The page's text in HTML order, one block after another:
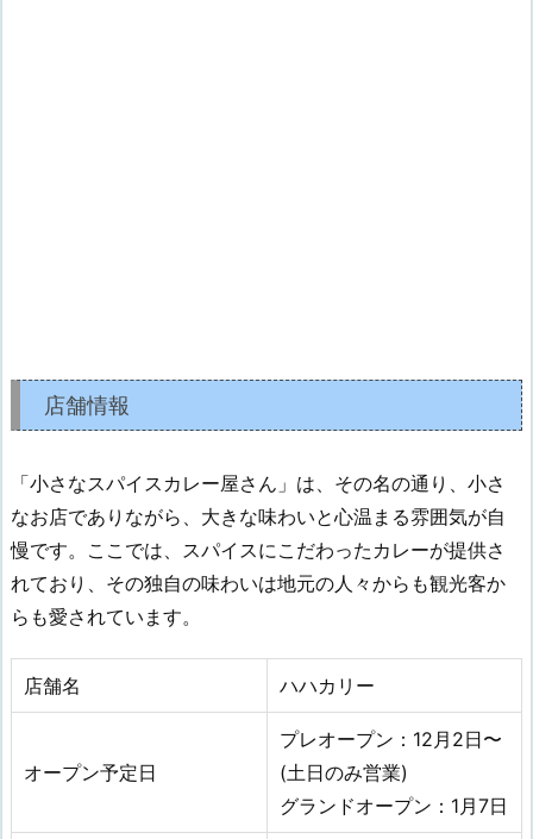
店舗情報
「小さなスパイスカレー屋さん」は、その名の通り、小さ
なお店でありながら、大きな味わいと心温まる雰囲気が自
慢です。ここでは、スパイスにこだわったカレーが提供さ
れており、その独自の味わいは地元の人々からも観光客か
らも愛されています。
店舗名 ハハカリー
オープン予定日
プレオープン：12月2日〜
(土日のみ営業)
グランドオープン：1月7日